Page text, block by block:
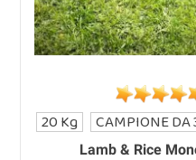
Lamb & Rice
20 Kg CAMPIONE DA